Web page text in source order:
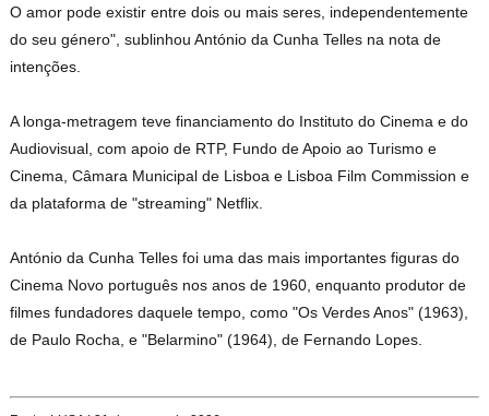
O amor pode existir entre dois ou mais seres, independentemente
do seu género", sublinhou António da Cunha Telles na nota de
intenções.
A longa-metragem teve financiamento do Instituto do Cinema e do
Audiovisual, com apoio de RTP, Fundo de Apoio ao Turismo e
Cinema, Câmara Municipal de Lisboa e Lisboa Film Commission e
da plataforma de "streaming" Netflix.
António da Cunha Telles foi uma das mais importantes figuras do
Cinema Novo português nos anos de 1960, enquanto produtor de
filmes fundadores daquele tempo, como "Os Verdes Anos" (1963),
de Paulo Rocha, e "Belarmino" (1964), de Fernando Lopes.